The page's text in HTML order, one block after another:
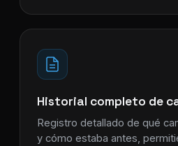
Historial completo de
Registro detallado de qué
y cómo estaba antes,